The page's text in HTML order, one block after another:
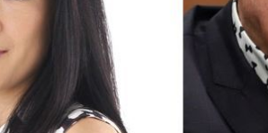
大阪税関が見つけた中国向け「ニセiPhone」
終戦から81年